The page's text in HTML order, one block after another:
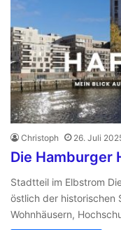
Christoph 26. Juli
Die Hamburger
Stadtteil im Elbstrom
östlich der historischen
Wohnhäusern,